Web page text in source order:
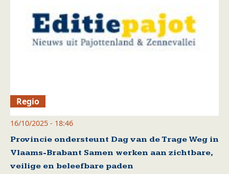
Regio
16/10/2025 - 18:46
Provincie ondersteunt Dag van de Trage Weg in
Vlaams-Brabant Samen werken aan zichtbare,
veilige en beleefbare paden